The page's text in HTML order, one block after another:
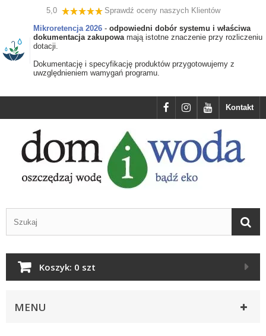
5,0
Sprawdź oceny naszych Klientów
Mikroretencja 2026 - odpowiedni dobór systemu i właściwa
dokumentacja zakupowamają istotne znaczenie przy rozliczeniu
dotacji.
Dokumentację i specyfikację produktów przygotowujemy z
uwzględnieniem wamygań programu.
Kontakt
Koszyk: 0 szt
MENU